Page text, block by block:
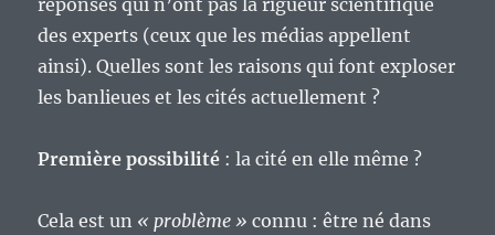
réponses qui n’ont pas la rigueur scientifique
des experts (ceux que les médias appellent
ainsi). Quelles sont les raisons qui font exploser
les banlieues et les cités actuellement ?
Première possibilité : la cité en elle même ?
Cela est un « problème » connu : être né dans